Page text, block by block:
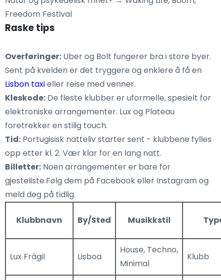
Freedom Festival
Raske tips
Overføringer: Uber og Bolt fungerer bra i store byer.
Sent på kvelden er det tryggere og enklere å få en
Lisbon taxieller reise med venner.
Kleskode: De fleste klubber er uformelle, spesielt for
elektroniske arrangementer. Lux og Plateau
foretrekker en stilig touch.
Tid: Portugisisk natteliv starter sent - klubbene fylles
opp etter kl. 2. Vær klar for en lang natt.
Billetter: Noen arrangementer er bare for
gjesteliste.Følg dem på Facebook eller Instagram og
meld deg på tidlig.
Klubbnavn By/Sted Musikkstil
Lux Frágil Lisboa
House, Techno,
Minimal
Klubb